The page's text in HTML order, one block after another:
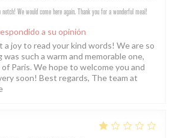
We would come here again. Thank you for a wonderful meal!
a su opinión
a joy to read your kind words! We are so
was such a warm and memorable one,
Paris. We hope to welcome you and
soon! Best regards, The team at